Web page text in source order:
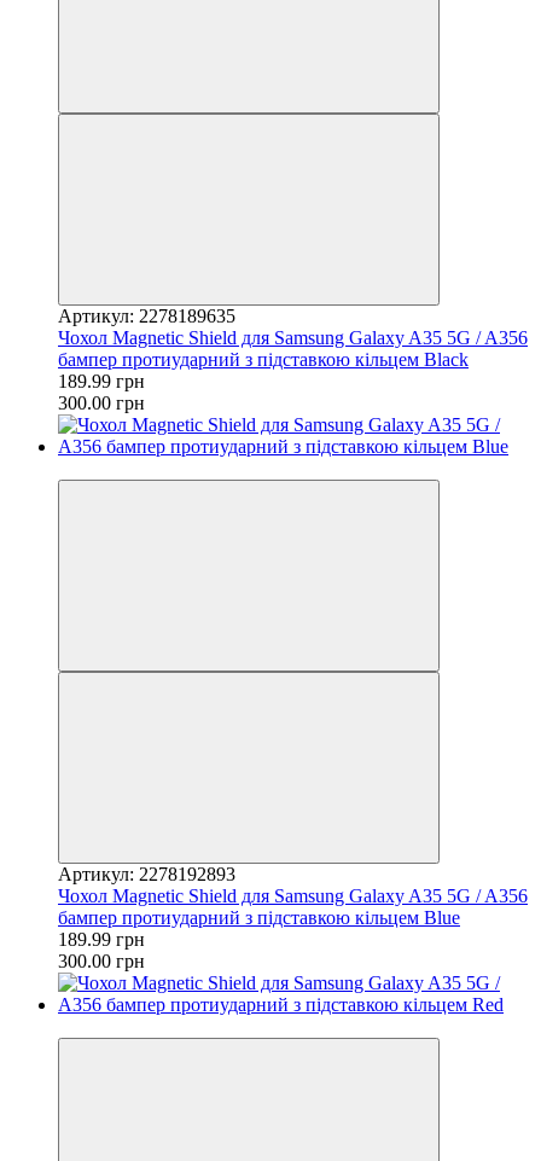
Артикул: 2278189635
Чохол Magnetic Shield для Samsung Galaxy A35 5G / A356
бампер протиударний з підставкою кільцем Black
189.99 грн
300.00 грн
Артикул: 2278192893
Чохол Magnetic Shield для Samsung Galaxy A35 5G / A356
бампер протиударний з підставкою кільцем Blue
189.99 грн
300.00 грн